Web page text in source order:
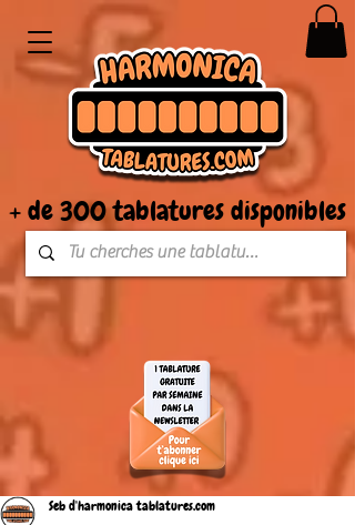
+ de 300 tablatures disponibles
Seb d'harmonica tablatures.com